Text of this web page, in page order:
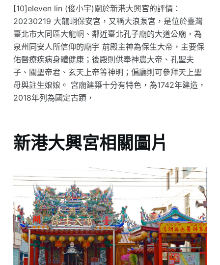
[10]eleven lin (俊小宇)關於新港大興宮的評價：
20230219 大龍峒保安宮，又稱大浪泵宮，是位於臺灣
臺北市大同區大龍峒、鄰近臺北孔子廟的大道公廟，為
泉州同安人所信仰的廟宇 前殿主神為保生大帝，主要保
佑醫療疾病身體健康；後殿則供奉神農大帝、孔聖夫
子、關聖帝君、玄天上帝等神明；偏廳則可參拜天上聖
母與註生娘娘。 宮廟建築十分有特色，為1742年建造，
2018年列為國定古蹟，
新港大興宮相關圖片